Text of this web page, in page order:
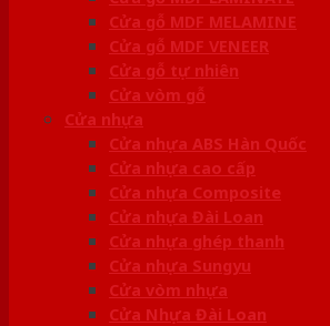
Cửa gỗ MDF MELAMINE
Cửa gỗ MDF VENEER
Cửa gỗ tự nhiên
Cửa vòm gỗ
Cửa nhựa
Cửa nhựa ABS Hàn Quốc
Cửa nhựa cao cấp
Cửa nhựa Composite
Cửa nhựa Đài Loan
Cửa nhựa ghép thanh
Cửa nhựa Sungyu
Cửa vòm nhựa
Cửa Nhựa Đài Loan